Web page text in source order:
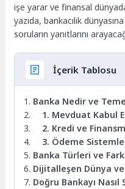
işe yarar ve finansal
yazıda, bankacılık
soruların yanıtlarını
İçerik Tablosu
Banka Nedir ve
1. Mevduat Kabul
2. Kredi ve
3. Ödeme
Banka Türleri ve
Dijitalleşen Dünya ve
Doğru Bankayı Nasıl